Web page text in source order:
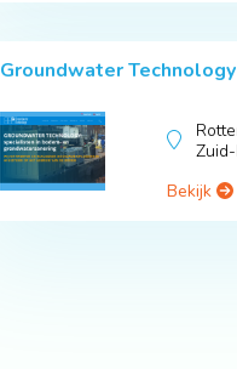
Groundwater Technology
Bekijk